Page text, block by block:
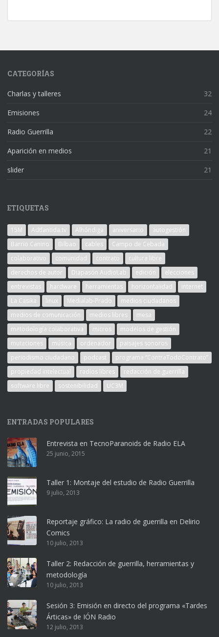
CATEGORÍAS
Charlas y talleres 32
Emisiones 24
Radio Guerrilla 22
Aparición en medios 21
slider 21
ETIQUETAS
15M Adtlantida.tv Alhóndiga aniversario
autogestión
Barrio Canino
Bilbao cables
Campo de Cebada
colaborativo
comunidad contrato
cultura libre
derechos de autor
Diapasón AudioLab edición
elecciones
entrevistas
hardware herramientas horizontalidad
internet
La Casika
linux Medialab-Prado
medios ciudadanos
medios de comunicación
medios libres
mesa
metodología colaborativa
micros
modelos de gestión
mutaciones
música ordenador
paisajes sonoros
periodismo ciudadano
podcast
programa “ContraTodoContrato”
propiedad intelectual
radios libres
redacción de guerrilla
software libre
sostenibilidad UC3M
ENTRADAS POPULARES
Entrevista en TecnoParanoids de Radio ELA
25 junio, 2015
Taller 1: Montaje del estudio de Radio Guerrilla
9 julio, 2013
Reportaje gráfico: La radio de guerrilla en Delirio
Comics
10 julio, 2013
Taller 2: Redacción de guerrilla, herramientas y
metodología
10 julio, 2013
Sesión 3: Emisión en directo del programa «Tardes
Árticas» de IÓN Radio
12 julio, 2013